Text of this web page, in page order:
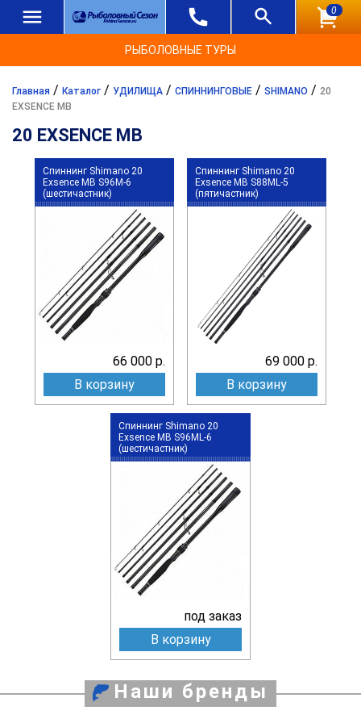
0
РЫБОЛОВНЫЕ ТУРЫ
Главная / Каталог / УДИЛИЩА / СПИННИНГОВЫЕ / SHIMANO / 20
EXSENCE MB
20 EXSENCE MB
Спиннинг Shimano 20
Exsence MB S96M-6
(шестичастник)
66 000 р.
В корзину
Спиннинг Shimano 20
Exsence MB S88ML-5
(пятичастник)
69 000 р.
В корзину
Спиннинг Shimano 20
Exsence MB S96ML-6
(шестичастник)
под заказ
В корзину
Наши бренды